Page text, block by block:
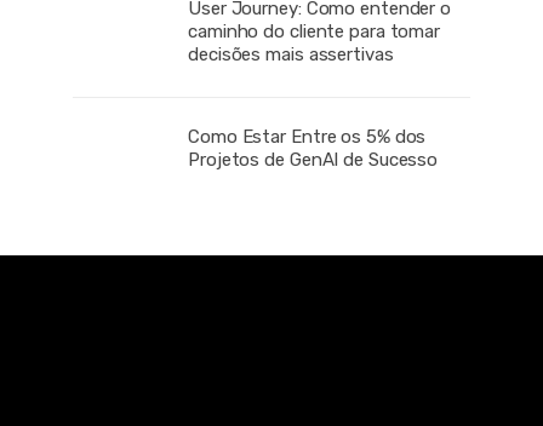
User Journey: Como entender o
caminho do cliente para tomar
decisões mais assertivas
Como Estar Entre os 5% dos
Projetos de GenAI de Sucesso